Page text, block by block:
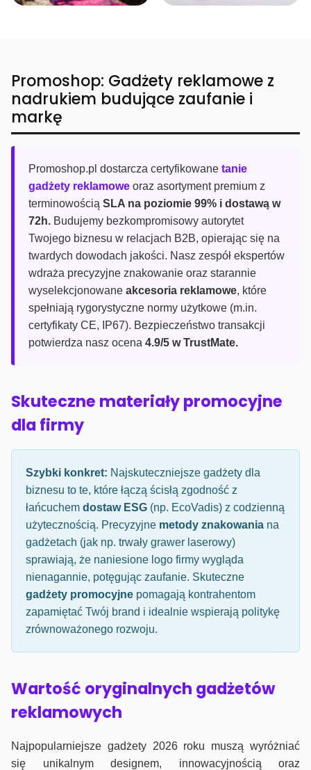
Promoshop: Gadżety reklamowe z
nadrukiem budujące zaufanie i
markę
Promoshop.pl dostarcza certyfikowane tanie
gadżety reklamowe oraz asortyment premium z
terminowością SLA na poziomie 99% i dostawą w
72h. Budujemy bezkompromisowy autorytet
Twojego biznesu w relacjach B2B, opierając się na
twardych dowodach jakości. Nasz zespół ekspertów
wdraża precyzyjne znakowanie oraz starannie
wyselekcjonowane akcesoria reklamowe, które
spełniają rygorystyczne normy użytkowe (m.in.
certyfikaty CE, IP67). Bezpieczeństwo transakcji
potwierdza nasz ocena 4.9/5 w TrustMate.
Skuteczne materiały promocyjne
dla firmy
Szybki konkret: Najskuteczniejsze gadżety dla
biznesu to te, które łączą ścisłą zgodność z
łańcuchem dostaw ESG (np. EcoVadis) z codzienną
użytecznością. Precyzyjne metody znakowania na
gadżetach (jak np. trwały grawer laserowy)
sprawiają, że naniesione logo firmy wygląda
nienagannie, potęgując zaufanie. Skuteczne
gadżety promocyjne pomagają kontrahentom
zapamiętać Twój brand i idealnie wspierają politykę
zrównoważonego rozwoju.
Wartość oryginalnych gadżetów
reklamowych
Najpopularniejsze gadżety 2026 roku muszą wyróżniać
się unikalnym designem, innowacyjnością oraz